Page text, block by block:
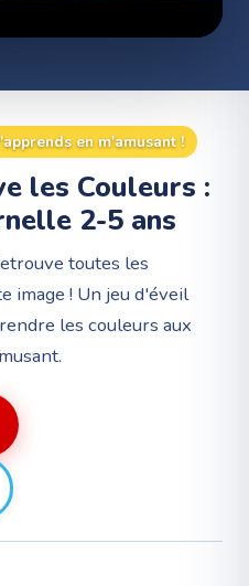
en m'amusant !
les Couleurs :
2-5 ans
toutes les
image ! Un jeu d'éveil
les couleurs aux